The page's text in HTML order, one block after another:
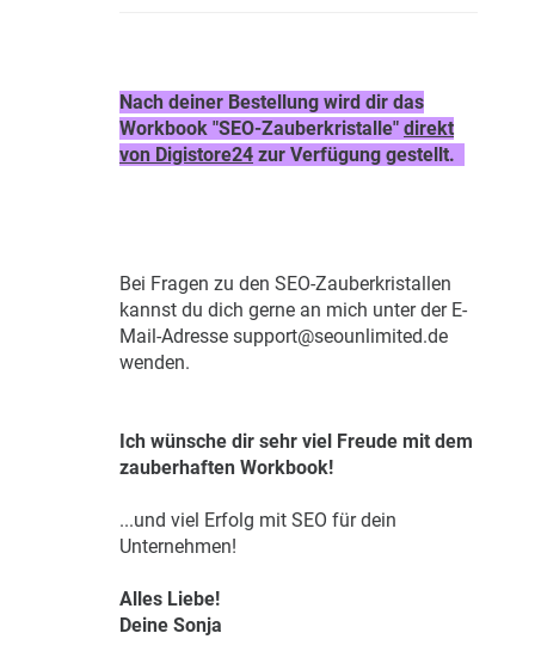
Nach deiner Bestellung wird dir das
Workbook "SEO-Zauberkristalle" direkt
von Digistore24 zur Verfügung gestellt.
Bei Fragen zu den SEO-Zauberkristallen
kannst du dich gerne an mich unter der E-
Mail-Adresse support@seounlimited.de
wenden.
Ich wünsche dir sehr viel Freude mit dem
zauberhaften Workbook!
...und viel Erfolg mit SEO für dein
Unternehmen!
Alles Liebe!
Deine Sonja